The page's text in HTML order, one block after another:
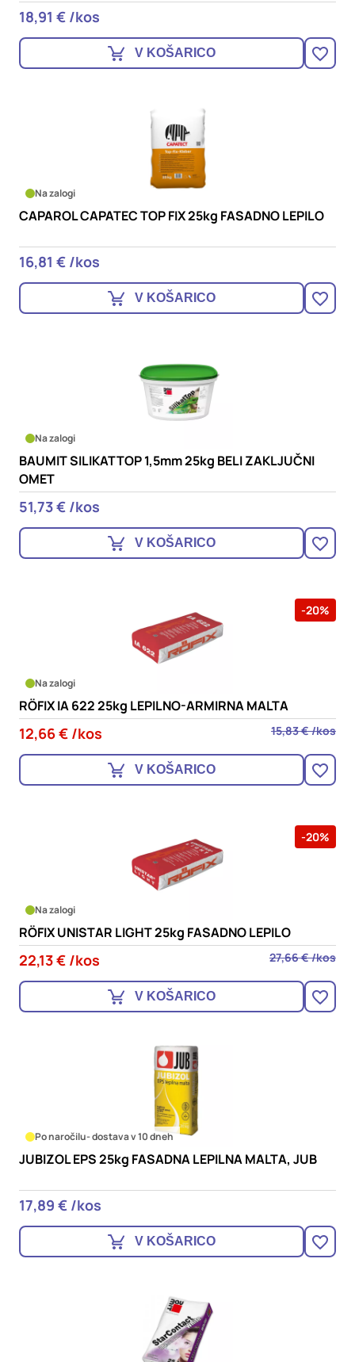
18,91 € /kos
V KOŠARICO
Na zalogi
CAPAROL CAPATEC TOP FIX 25kg FASADNO LEPILO
16,81 € /kos
V KOŠARICO
Na zalogi
BAUMIT SILIKATTOP 1,5mm 25kg BELI ZAKLJUČNI
OMET
51,73 € /kos
V KOŠARICO
-20%
Na zalogi
RÖFIX IA 622 25kg LEPILNO-ARMIRNA MALTA
12,66 € /kos 15,83 € /kos
V KOŠARICO
-20%
Na zalogi
RÖFIX UNISTAR LIGHT 25kg FASADNO LEPILO
22,13 € /kos 27,66 € /kos
V KOŠARICO
Po naročilu- dostava v 10 dneh
JUBIZOL EPS 25kg FASADNA LEPILNA MALTA, JUB
17,89 € /kos
V KOŠARICO